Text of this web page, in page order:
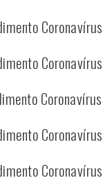
Coronavírus
Coronavírus
Coronavírus
Coronavírus
Coronavírus